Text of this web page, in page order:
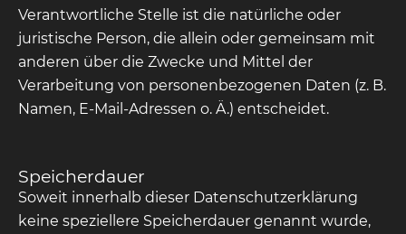
Verantwortliche Stelle ist die natürliche oder
juristische Person, die allein oder gemeinsam mit
anderen über die Zwecke und Mittel der
Verarbeitung von personenbezogenen Daten (z. B.
Namen, E-Mail-Adressen o. Ä.) entscheidet.
Speicherdauer
Soweit innerhalb dieser Datenschutzerklärung
keine speziellere Speicherdauer genannt wurde,